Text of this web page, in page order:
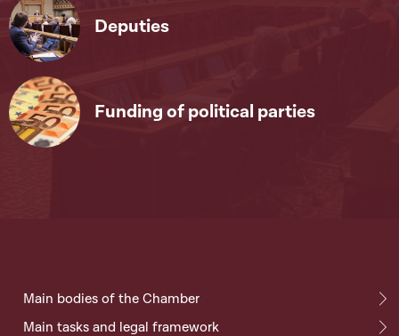
Deputies
Funding of political parties
Main bodies of the Chamber
Main tasks and legal framework